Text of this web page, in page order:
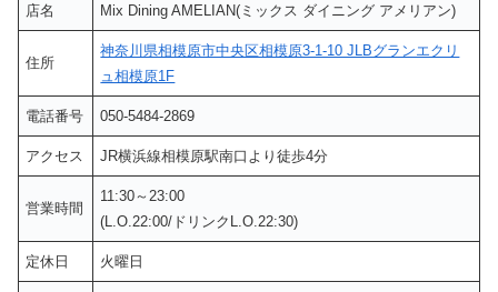
店名 Mix Dining AMELIAN(ミックス ダイニング アメリアン)
住所
神奈川県相模原市中央区相模原3-1-10 JLBグランエクリ
ュ相模原1F
電話番号 050-5484-2869
アクセス JR横浜線相模原駅南口より徒歩4分
営業時間
11:30～23:00
(L.O.22:00/ドリンクL.O.22:30)
定休日 火曜日